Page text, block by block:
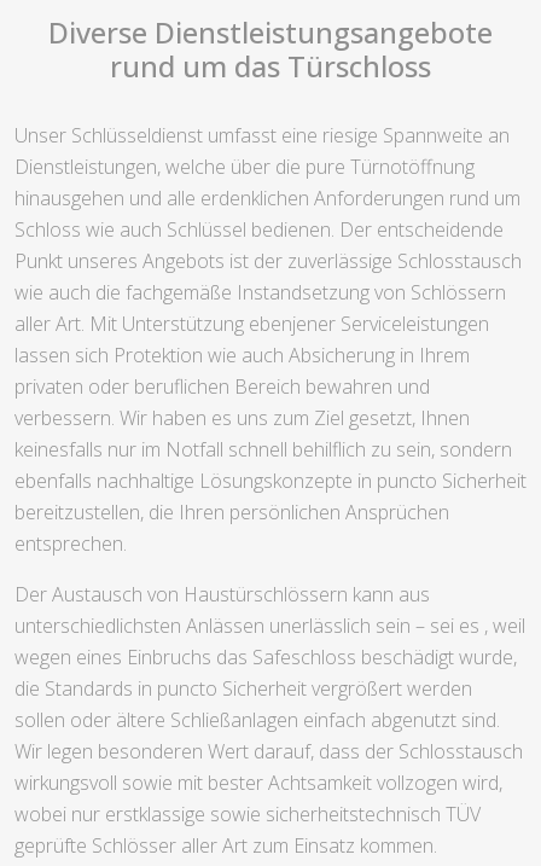
Diverse Dienstleistungsangebote
rund um das Türschloss
Unser Schlüsseldienst umfasst eine riesige Spannweite an
Dienstleistungen, welche über die pure Türnotöffnung
hinausgehen und alle erdenklichen Anforderungen rund um
Schloss wie auch Schlüssel bedienen. Der entscheidende
Punkt unseres Angebots ist der zuverlässige Schlosstausch
wie auch die fachgemäße Instandsetzung von Schlössern
aller Art. Mit Unterstützung ebenjener Serviceleistungen
lassen sich Protektion wie auch Absicherung in Ihrem
privaten oder beruflichen Bereich bewahren und
verbessern. Wir haben es uns zum Ziel gesetzt, Ihnen
keinesfalls nur im Notfall schnell behilflich zu sein, sondern
ebenfalls nachhaltige Lösungskonzepte in puncto Sicherheit
bereitzustellen, die Ihren persönlichen Ansprüchen
entsprechen.
Der Austausch von Haustürschlössern kann aus
unterschiedlichsten Anlässen unerlässlich sein – sei es , weil
wegen eines Einbruchs das Safeschloss beschädigt wurde,
die Standards in puncto Sicherheit vergrößert werden
sollen oder ältere Schließanlagen einfach abgenutzt sind.
Wir legen besonderen Wert darauf, dass der Schlosstausch
wirkungsvoll sowie mit bester Achtsamkeit vollzogen wird,
wobei nur erstklassige sowie sicherheitstechnisch TÜV
geprüfte Schlösser aller Art zum Einsatz kommen.